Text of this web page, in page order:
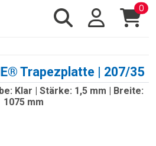
0
Trapezplatte | 207/35
Klar | Stärke: 1,5 mm | Breite:
1075 mm